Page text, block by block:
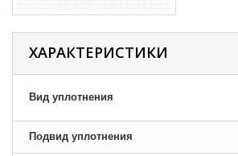
ХАРАКТЕРИСТИКИ
Вид уплотнения
Подвид уплотнения